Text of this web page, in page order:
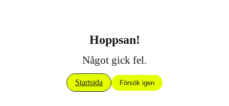
Hoppsan!
Något gick fel.
Startsida Försök igen